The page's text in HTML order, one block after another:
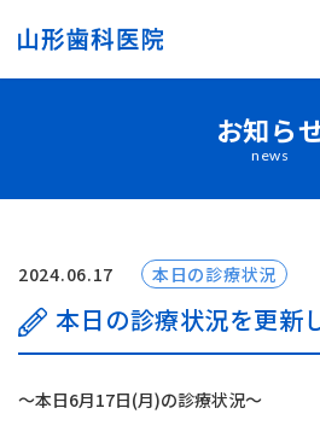
医師紹介
はじめての方へ
診療案内
よくあるご質問
お知ら
news
2024.06.17 本日の診療状況
本日の診療状況を更新
〜本日6月17日(月)の診療状況〜